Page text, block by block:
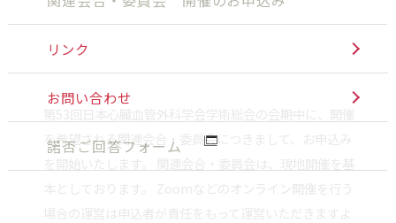
リンク
お問い合わせ
諾否ご回答フォーム
を希望される関連会合・委員会につきまして、お申込み